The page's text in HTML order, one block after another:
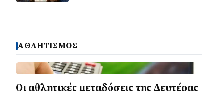
ΑΘΛΗΤΙΣΜΟΣ
Οι αθλητικές μεταδόσεις της Δευτέρας